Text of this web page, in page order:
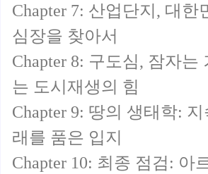
Chapter 7: 산업단지, 대한
심장을 찾아서
Chapter 8: 구도심, 잠자는
는 도시재생의 힘
Chapter 9: 땅의 생태학: 지
래를 품은 입지
Chapter 10: 최종 점검: 아